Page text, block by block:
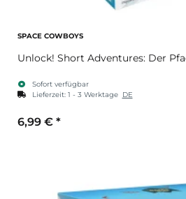
SPACE COWBOYS
Unlock! Short Adventures: Der
Sofort verfügbar
Lieferzeit: 1 - 3 Werktage DE
6,99 € *